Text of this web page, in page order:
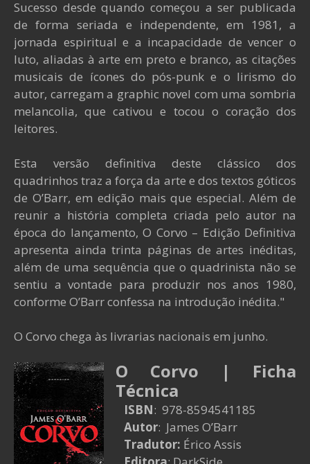
Sucesso desde quando começou a ser publicada
de forma seriada e independente, em 1981, a
jornada espiritual e a incapacidade de vencer o
luto, aliadas à arte em preto e branco, as citações
musicais de ícones do pós-punk e o lirismo do
autor, carregam a graphic novel com uma sombria
melancolia, que cativou e tocou o coração dos
leitores.
Esta versão definitiva deste clássico dos
quadrinhos traz a força da arte e dos textos góticos
de O’Barr, em edição mais que especial. Além de
reunir a história completa criada pelo autor na
época do lançamento, O Corvo – Edição Definitiva
apresenta ainda trinta páginas de artes inéditas,
além de uma sequência que o quadrinista não se
sentiu a vontade para produzir nos anos 1980,
conforme O’Barr confessa na introdução inédita."
O Corvo chega às livrarias nacionais em junho.
O Corvo | Ficha
Técnica
ISBN: 978-8594541185
Autor: James O’Barr
Tradutor: Érico Assis